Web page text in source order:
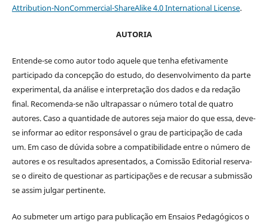
Attribution-NonCommercial-ShareAlike 4.0 International License.
AUTORIA
Entende-se como autor todo aquele que tenha efetivamente
participado da concepção do estudo, do desenvolvimento da parte
experimental, da análise e interpretação dos dados e da redação
final. Recomenda-se não ultrapassar o número total de quatro
autores. Caso a quantidade de autores seja maior do que essa, deve-
se informar ao editor responsável o grau de participação de cada
um. Em caso de dúvida sobre a compatibilidade entre o número de
autores e os resultados apresentados, a Comissão Editorial reserva-
se o direito de questionar as participações e de recusar a submissão
se assim julgar pertinente.
Ao submeter um artigo para publicação em Ensaios Pedagógicos o